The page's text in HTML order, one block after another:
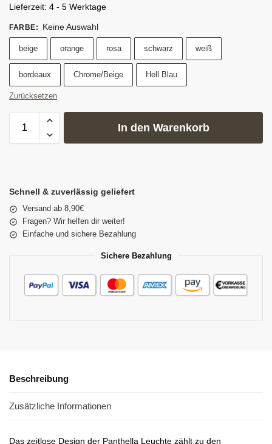
Lieferzeit: 4 - 5 Werktage
FARBE: Keine Auswahl
beige orange rosa schwarz weiß
bordeaux Chrome/Beige Hell Blau
Zurücksetzen
In den Warenkorb
Schnell & zuverlässig geliefert
Versand ab 8,90€
Fragen? Wir helfen dir weiter!
Einfache und sichere Bezahlung
Sichere Bezahlung
Beschreibung
Zusätzliche Informationen
Das zeitlose Design der Panthella Leuchte zählt zu den